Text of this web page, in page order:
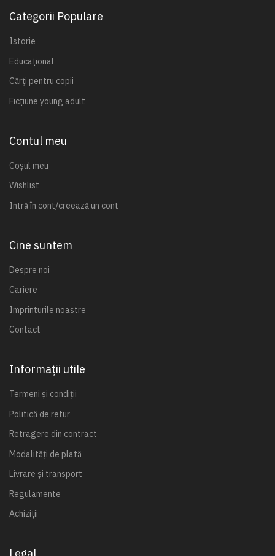
Categorii Populare
Istorie
Educațional
Cărți pentru copii
Ficțiune young adult
Contul meu
Coșul meu
Wishlist
Intră în cont/creează un cont
Cine suntem
Despre noi
Cariere
Imprinturile noastre
Contact
Informații utile
Termeni și condiții
Politică de retur
Retragere din contract
Modalități de plată
Livrare și transport
Regulamente
Achiziții